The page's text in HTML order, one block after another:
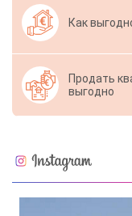
Как
Продать
выгодно